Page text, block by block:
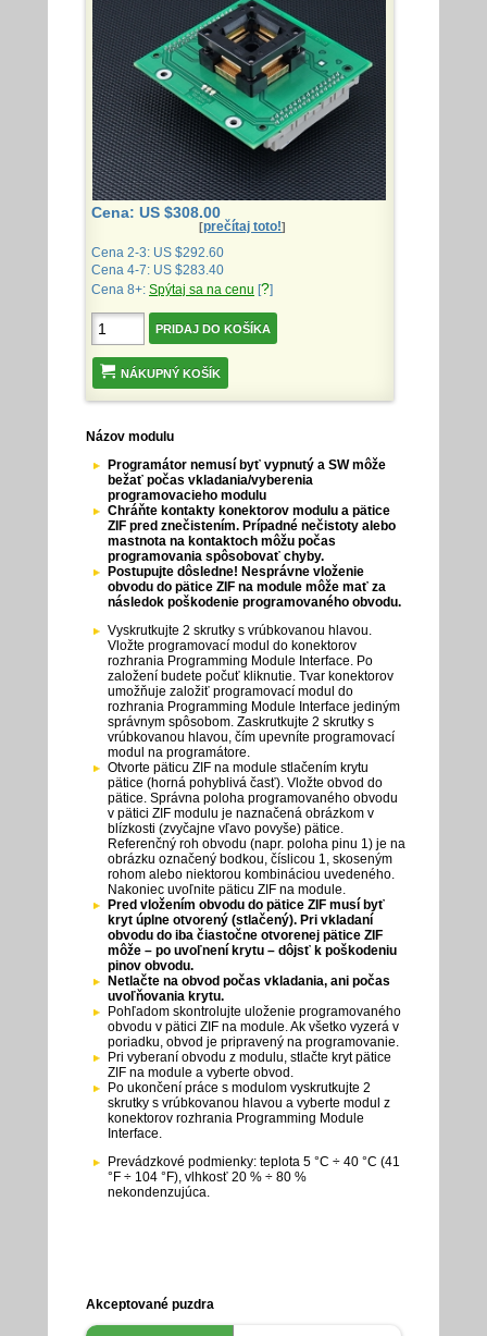
Cena: US $308.00
[prečítaj toto!]
Cena 2-3: US $292.60
Cena 4-7: US $283.40
Cena 8+: Spýtaj sa na cenu [?]
NÁKUPNÝ KOŠÍK
Názov modulu
Programátor nemusí byť vypnutý a SW môže
bežať počas vkladania/vyberenia
programovacieho modulu
Chráňte kontakty konektorov modulu a pätice
ZIF pred znečistením. Prípadné nečistoty alebo
mastnota na kontaktoch môžu počas
programovania spôsobovať chyby.
Postupujte dôsledne! Nesprávne vloženie
obvodu do pätice ZIF na module môže mať za
následok poškodenie programovaného obvodu.
Vyskrutkujte 2 skrutky s vrúbkovanou hlavou.
Vložte programovací modul do konektorov
rozhrania Programming Module Interface. Po
založení budete počuť kliknutie. Tvar konektorov
umožňuje založiť programovací modul do
rozhrania Programming Module Interface jediným
správnym spôsobom. Zaskrutkujte 2 skrutky s
vrúbkovanou hlavou, čím upevníte programovací
modul na programátore.
Otvorte päticu ZIF na module stlačením krytu
pätice (horná pohyblivá časť). Vložte obvod do
pätice. Správna poloha programovaného obvodu
v pätici ZIF modulu je naznačená obrázkom v
blízkosti (zvyčajne vľavo povyše) pätice.
Referenčný roh obvodu (napr. poloha pinu 1) je na
obrázku označený bodkou, číslicou 1, skoseným
rohom alebo niektorou kombináciou uvedeného.
Nakoniec uvoľnite päticu ZIF na module.
Pred vložením obvodu do pätice ZIF musí byť
kryt úplne otvorený (stlačený). Pri vkladaní
obvodu do iba čiastočne otvorenej pätice ZIF
môže – po uvoľnení krytu – dôjsť k poškodeniu
pinov obvodu.
Netlačte na obvod počas vkladania, ani počas
uvoľňovania krytu.
Pohľadom skontrolujte uloženie programovaného
obvodu v pätici ZIF na module. Ak všetko vyzerá v
poriadku, obvod je pripravený na programovanie.
Pri vyberaní obvodu z modulu, stlačte kryt pätice
ZIF na module a vyberte obvod.
Po ukončení práce s modulom vyskrutkujte 2
skrutky s vrúbkovanou hlavou a vyberte modul z
konektorov rozhrania Programming Module
Interface.
Prevádzkové podmienky: teplota 5 °C ÷ 40 °C (41
°F ÷ 104 °F), vlhkosť 20 % ÷ 80 %
nekondenzujúca.
Akceptované puzdra